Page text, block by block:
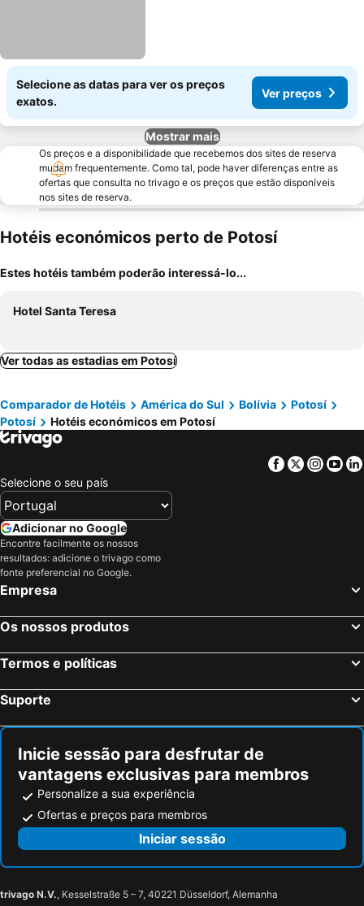
Selecione as datas para ver os preços
exatos.
Ver preços
Mostrar mais
Os preços e a disponibilidade que recebemos dos sites de reserva
mudam frequentemente. Como tal, pode haver diferenças entre as
ofertas que consulta no trivago e os preços que estão disponíveis
nos sites de reserva.
Hotéis económicos perto de Potosí
Estes hotéis também poderão interessá-lo...
Hotel Santa Teresa
Ver todas as estadias em Potosí
Comparador de Hotéis América do Sul Bolívia
Potosí
Potosí
Hotéis económicos em Potosí
Facebook
Twitter
Selecione o seu país
Adicionar no Google
Encontre facilmente os nossos
resultados: adicione o trivago como
fonte preferencial no Google.
Empresa
Os nossos produtos
Termos e políticas
Suporte
Inicie sessão para desfrutar de
vantagens exclusivas para membros
Personalize a sua experiência
Ofertas e preços para membros
Iniciar sessão
trivago N.V., Kesselstraße 5 – 7, 40221 Düsseldorf, Alemanha